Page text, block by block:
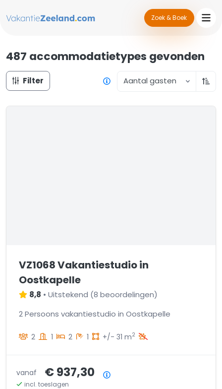
Zoek & Boek
487 accommodatietypes gevonden
Filter Aantal gasten
VZ1068 Vakantiestudio in
Oostkapelle
8,8 • Uitstekend (8 beoordelingen)
2 Persoons vakantiestudio in Oostkapelle
2 1 2 1 +/- 31 m2
vanaf € 937,30
incl. toeslagen